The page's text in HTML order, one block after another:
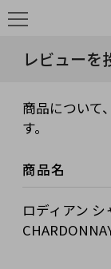
レビューを
商品について
す。
商品名
ロディアン